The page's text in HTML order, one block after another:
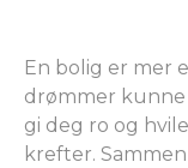
En bolig er mer
drømmer kunne
gi deg ro og
krefter.